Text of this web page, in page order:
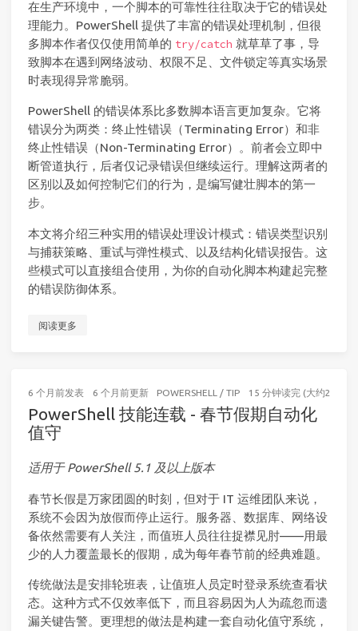
在生产环境中，一个脚本的可靠性往往取决于它的错误处
理能力。PowerShell 提供了丰富的错误处理机制，但很
多脚本作者仅仅使用简单的 try/catch 就草草了事，导
致脚本在遇到网络波动、权限不足、文件锁定等真实场景
时表现得异常脆弱。
PowerShell 的错误体系比多数脚本语言更加复杂。它将
错误分为两类：终止性错误（Terminating Error）和非
终止性错误（Non-Terminating Error）。前者会立即中
断管道执行，后者仅记录错误但继续运行。理解这两者的
区别以及如何控制它们的行为，是编写健壮脚本的第一
步。
本文将介绍三种实用的错误处理设计模式：错误类型识别
与捕获策略、重试与弹性模式、以及结构化错误报告。这
些模式可以直接组合使用，为你的自动化脚本构建起完整
的错误防御体系。
阅读更多
6 个月前发表 6 个月前更新 POWERSHELL / TIP 15 分钟读完 (大约2295
PowerShell 技能连载 - 春节假期自动化
值守
适用于 PowerShell 5.1 及以上版本
春节长假是万家团圆的时刻，但对于 IT 运维团队来说，
系统不会因为放假而停止运行。服务器、数据库、网络设
备依然需要有人关注，而值班人员往往捉襟见肘——用最
少的人力覆盖最长的假期，成为每年春节前的经典难题。
传统做法是安排轮班表，让值班人员定时登录系统查看状
态。这种方式不仅效率低下，而且容易因为人为疏忽而遗
漏关键告警。更理想的做法是构建一套自动化值守系统，